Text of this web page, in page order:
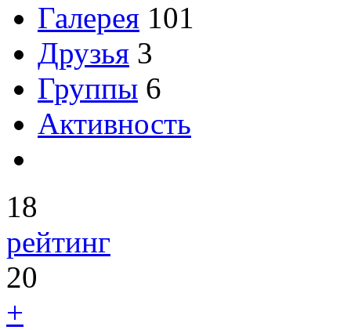
Галерея 101
Друзья 3
Группы 6
Активность
18
рейтинг
20
+